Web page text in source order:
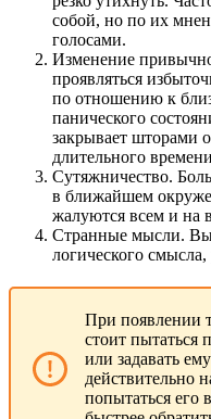
собой, но по их
голосами.
Изменение
проявляться
по отношению к
панического
закрывает шторами
длительного
Сутяжничество.
в ближайшем
жалуются всем и на
Странные мысли.
логического
При появлении
стоит пытаться
или задавать
действительно
попытаться его